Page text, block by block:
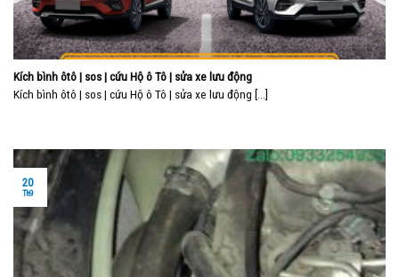
Kích bình ôtô | sos | cứu Hộ ô Tô | sửa xe lưu động
Kích bình ôtô | sos | cứu Hộ ô Tô | sửa xe lưu động [...]
20
Th9